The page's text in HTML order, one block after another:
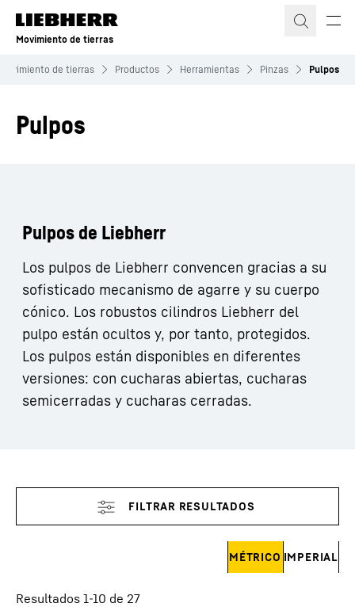
Movimiento de tierras
de tierras Productos Herramientas Pinzas Pulpos
Pulpos
Pulpos de Liebherr
Los pulpos de Liebherr convencen gracias a su
sofisticado mecanismo de agarre y su cuerpo
cónico. Los robustos cilindros Liebherr del
pulpo están ocultos y, por tanto, protegidos.
Los pulpos están disponibles en diferentes
versiones: con cucharas abiertas, cucharas
semicerradas y cucharas cerradas.
Omitir filtro
MÉTRICO IMPERIAL
Resultados 1-10 de 27